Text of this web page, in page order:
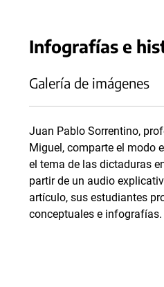
Infografías e
Galería de imágenes
Juan Pablo Sorrentino,
Miguel, comparte el modo
el tema de las dictaduras
partir de un audio
artículo, sus estudiantes
conceptuales e infografías.